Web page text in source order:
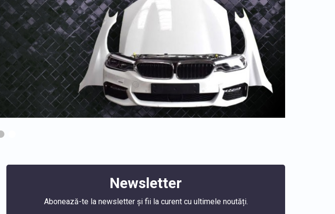
Newsletter
Abonează-te la newsletter și fii la curent cu ultimele noutăți.